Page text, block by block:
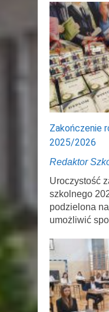
Zakończenie
2025/2026
Redaktor
Uroczystość
szkolnego
podzielona
umożliwić